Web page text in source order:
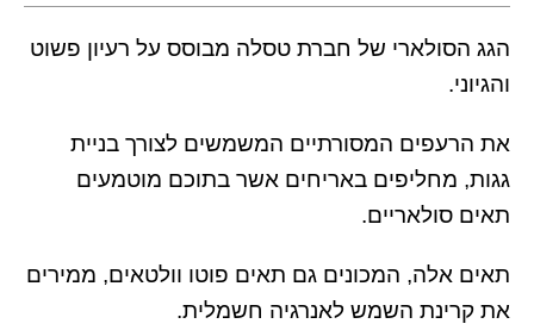
הגג הסולארי של חברת טסלה מבוסס על רעיון פשוט
והגיוני.
את הרעפים המסורתיים המשמשים לצורך בניית
גגות, מחליפים באריחים אשר בתוכם מוטמעים
תאים סולאריים.
תאים אלה, המכונים גם תאים פוטו וולטאים, ממירים
את קרינת השמש לאנרגיה חשמלית.